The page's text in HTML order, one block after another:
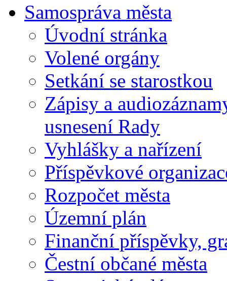
Samospráva města
Úvodní stránka
Volené orgány
Setkání se starostkou
Zápisy a
usnesení Rady
Vyhlášky a nařízení
Příspěvkové
Rozpočet města
Územní plán
Finanční příspěvky,
Čestní občané města